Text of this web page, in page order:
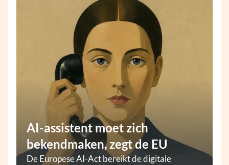
AI-assistent moet zich
bekendmaken, zegt de EU
De Europese AI-Act bereikt de digitale